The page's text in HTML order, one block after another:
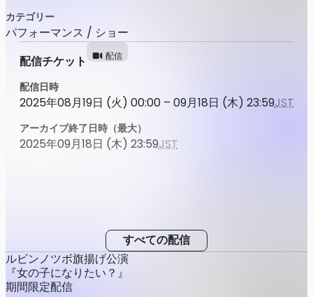
カテゴリー
パフォーマンス / ショー
配信チケット
配信
配信日時
2025年08月19日 (火) 00:00 – 09月18日 (木) 23:59JST
アーカイブ終了日時（最大）
2025年09月18日 (木) 23:59JST
すべての配信
ルビンノツボ旗揚げ公演
『女の子になりたい？』
期間限定配信